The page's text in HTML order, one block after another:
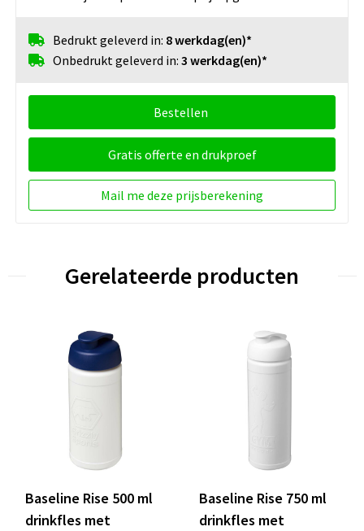
Bedrukt geleverd in: 8 werkdag(en)*
Onbedrukt geleverd in: 3 werkdag(en)*
Bestellen
Gratis offerte en drukproef
Mail me deze prijsberekening
Gerelateerde producten
Baseline Rise 500 ml
drinkfles met
Baseline Rise 750 ml
drinkfles met